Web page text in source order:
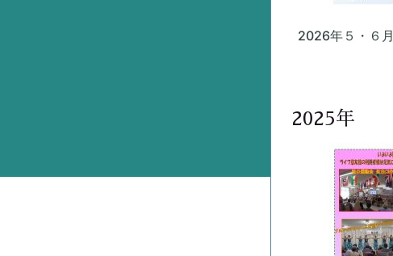
2026年５・６月
2025年